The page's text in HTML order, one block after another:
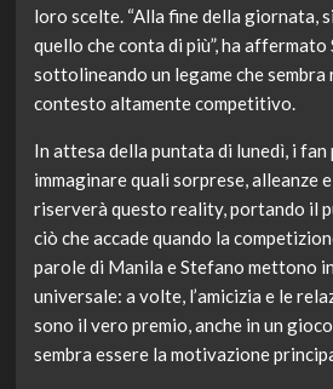
loro scelte. “Alla fine della giornata,
quello che conta di più”, ha affermato
sottolineando un legame che sembra
contesto altamente competitivo.
In attesa della puntata di lunedì, i fan
immaginare quali sorprese, alleanze
riserverà questo reality, portando il
ciò che accade quando la
parole di Manila e Stefano mettono
universale: a volte, l’amicizia e le
sono il vero premio, anche in un
sembra essere la motivazione